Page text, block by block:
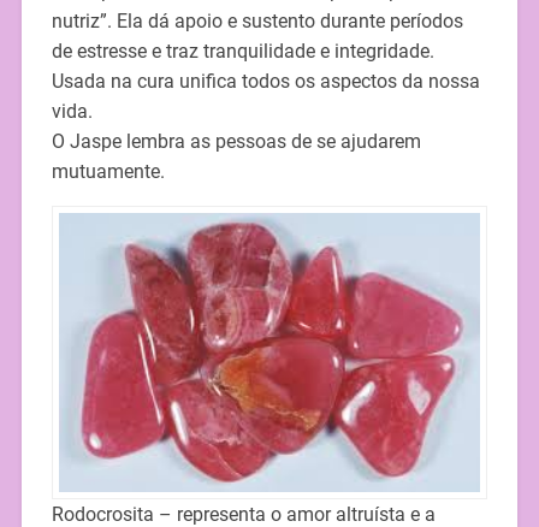
nutriz”. Ela dá apoio e sustento durante períodos
de estresse e traz tranquilidade e integridade.
Usada na cura unifica todos os aspectos da nossa
vida.
O Jaspe lembra as pessoas de se ajudarem
mutuamente.
Rodocrosita – representa o amor altruísta e a